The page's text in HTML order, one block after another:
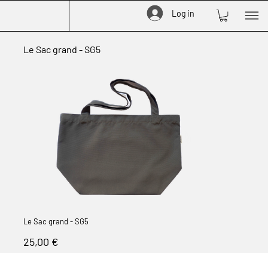
Log in
Le Sac grand - SG5
Le Sac grand - SG5
25,00 €